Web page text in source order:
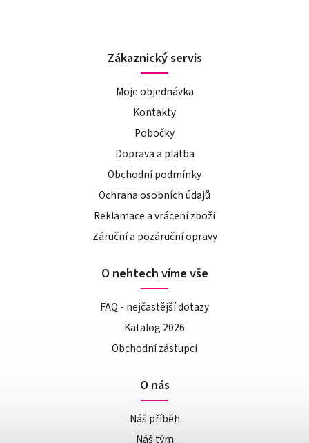
Zákaznický servis
Moje objednávka
Kontakty
Pobočky
Doprava a platba
Obchodní podmínky
Ochrana osobních údajů
Reklamace a vrácení zboží
Záruční a pozáruční opravy
O nehtech víme vše
FAQ - nejčastější dotazy
Katalog 2026
Obchodní zástupci
O nás
Náš příběh
Náš tým